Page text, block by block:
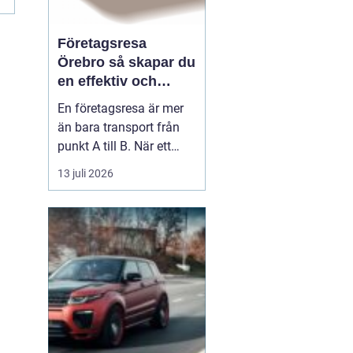
Företagsresa
Örebro så skapar du
en effektiv och
minnesvärd resa
En företagsresa är mer
än bara transport från
punkt A till B. När ett
företag planerar en resa
för medarbetare eller
att bygga relationer,
stärka varumärket och
använda tiden på resan
på ett klokt sätt. När
startpunkten är Örebr...
13 juli 2026